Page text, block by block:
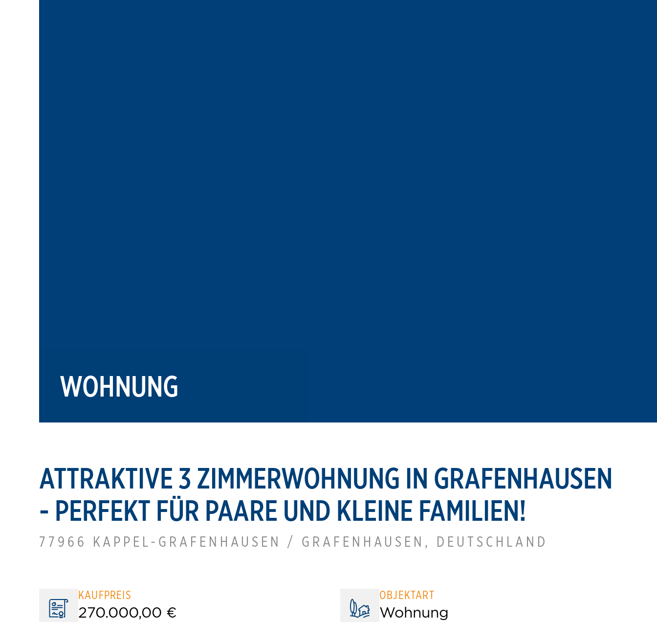
WOHNUNG
ATTRAKTIVE 3 ZIMMERWOHNUNG IN GRAFENHAUSEN
- PERFEKT FÜR PAARE UND KLEINE FAMILIEN!
77966 KAPPEL-GRAFENHAUSEN / GRAFENHAUSEN, DEUTSCHLAND
KAUFPREIS
270.000,00 €
OBJEKTART
Wohnung